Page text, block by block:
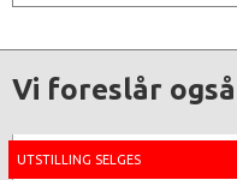
Vi foreslår også
UTSTILLING SELGES